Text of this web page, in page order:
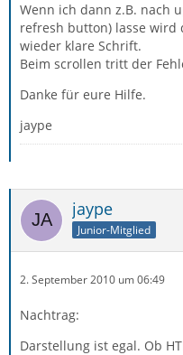
Wenn ich dann z.B. nach
refresh button) lasse wird
wieder klare Schrift.
Beim scrollen tritt der
Danke für eure Hilfe.
jaype
jaype
Junior-Mitglied
2. September 2010 um 06:49
Nachtrag:
Darstellung ist egal. Ob